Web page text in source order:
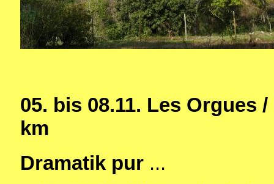
05. bis 08.11. Les Orgues
km
Dramatik pur ...